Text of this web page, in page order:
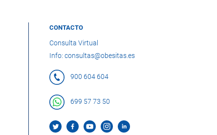
CONTACTO
Consulta Virtual
Info: consultas@obesitas.es
900 604 604
699 57 73 50